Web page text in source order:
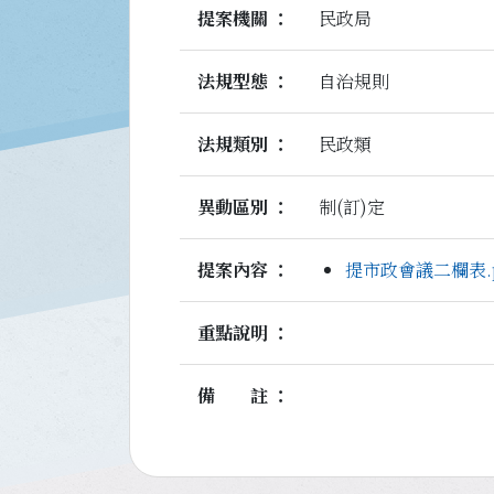
提案機關 民政局
法規型態 自治規則
法規類別 民政類
異動區別 制(訂)定
提案內容 提市政會議二欄
重點說明
備註